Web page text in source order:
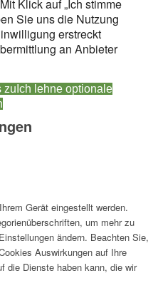
Klick auf „Ich stimme
Sie uns die Nutzung
erstreckt
an Anbieter
zu Ich lehne optionale
Gerät eingestellt werden.
um mehr zu
ändern. Beachten Sie,
Auswirkungen auf Ihre
die Dienste haben kann, die wir